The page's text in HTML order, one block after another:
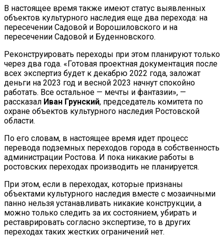
В настоящее время также имеют статус выявленных
объектов культурного наследия еще два перехода: на
пересечении Садовой и Ворошиловского и на
пересечении Садовой и Буденновского.
Реконструировать переходы при этом планируют только
через два года. «Готовая проектная документация после
всех экспертиз будет к декабрю 2022 года, заложат
деньги на 2023 год и весной 2023 начнут спокойно
работать. Все остальное — мечты и фантазии», —
рассказал Иван Грунский, председатель комитета по
охране объектов культурного наследия Ростовской
области.
По его словам, в настоящее время идет процесс
перевода подземных переходов города в собственность
администрации Ростова. И пока никакие работы в
ростовских переходах производить не планируется.
При этом, если в переходах, которые признаны
объектами культурного наследия вместе с мозаичными
панно нельзя устанавливать никакие конструкции, а
можно только следить за их состоянием, убирать и
реставрировать согласно экспертизе, то в других
переходах таких жестких ограничений нет.